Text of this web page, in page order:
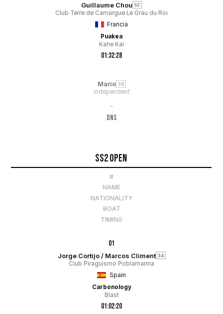
Guillaume Chou 52
Club Terre de Camargue Le Grau du Roi
Francia
Puakea
Kahe Kai
01:32:28
Mario 38
independent
–
DNS
SS2 Open
#
NAME
NATIONALITY
BOAT
TIMING
01
Jorge Cortijo / Marcos Climent 34
Club Piragüismo Poblamarina
Spain
Carbonology
Blast
01:02:20